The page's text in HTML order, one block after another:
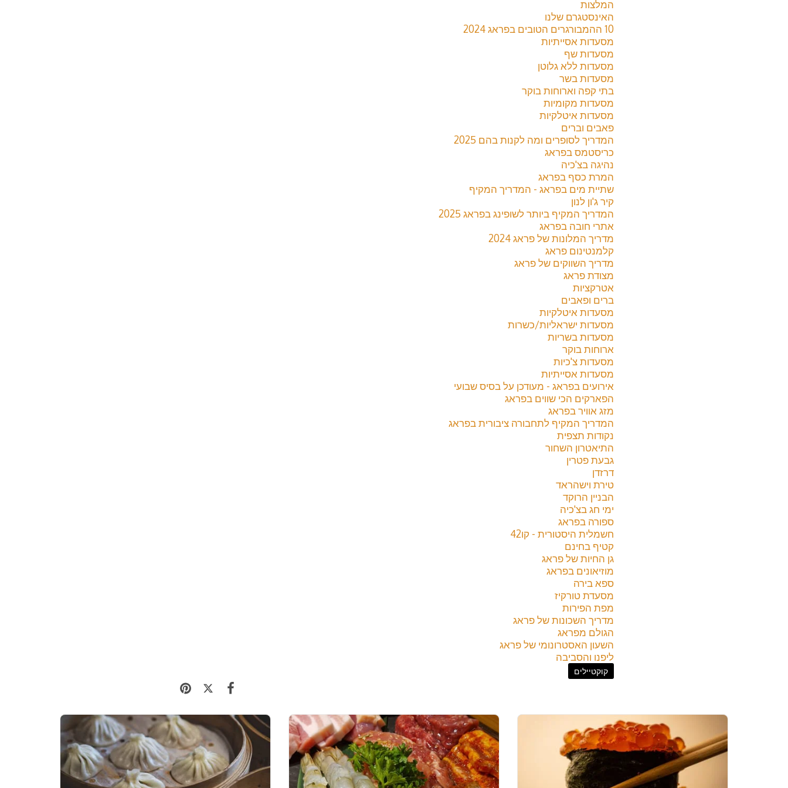
המלצות
האינסטגרם שלנו
10 ההמבורגרים הטובים בפראג 2024
מסעדות אסייתיות
מסעדות שף
מסעדות ללא גלוטן
מסעדות בשר
בתי קפה וארוחות בוקר
מסעדות מקומיות
מסעדות איטלקיות
פאבים וברים
המדריך לסופרים ומה לקנות בהם 2025
כריסטמס בפראג
נהיגה בצ'כיה
המרת כסף בפראג
שתיית מים בפראג - המדריך המקיף
קיר ג'ון לנון
המדריך המקיף ביותר לשופינג בפראג 2025
אתרי חובה בפראג
מדריך המלונות של פראג 2024
קלמנטינום פראג
מדריך השווקים של פראג
מצודת פראג
אטרקציות
ברים ופאבים
מסעדות איטלקיות
מסעדות ישראליות/כשרות
מסעדות בשריות
ארוחות בוקר
מסעדות צ'כיות
מסעדות אסייתיות
אירועים בפראג - מעודכן על בסיס שבועי
הפארקים הכי שווים בפראג
מזג אוויר בפראג
המדריך המקיף לתחבורה ציבורית בפראג
נקודות תצפית
התיאטרון השחור
גבעת פטרין
דרזדן
טירת וישהראד
הבניין הרוקד
ימי חג בצ'כיה
ספורה בפראג
חשמלית היסטורית - קו42
קטיף בחינם
גן החיות של פראג
מוזיאונים בפראג
ספא בירה
מסעדת טורקיז
מפת הפירות
מדריך השכונות של פראג
הגולם מפראג
השעון האסטרונומי של פראג
ליפנו והסביבה
קוקטיילים